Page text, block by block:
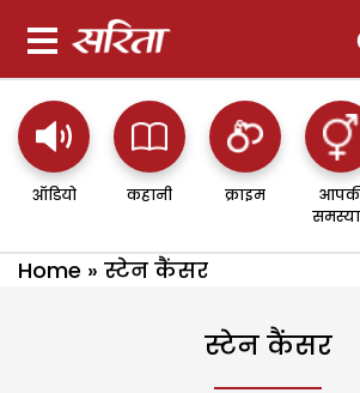
ऑडियो कहानी क्राइम
Home » स्टेन कैंसर
स्टेन कैंसर